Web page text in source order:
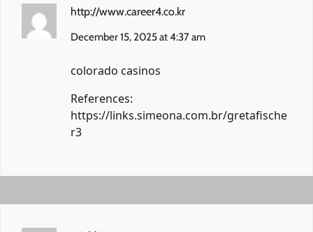
http://www.career4.co.kr
December 15, 2025 at 4:37 am
colorado casinos
References:
https://links.simeona.com.br/gretafische
r3